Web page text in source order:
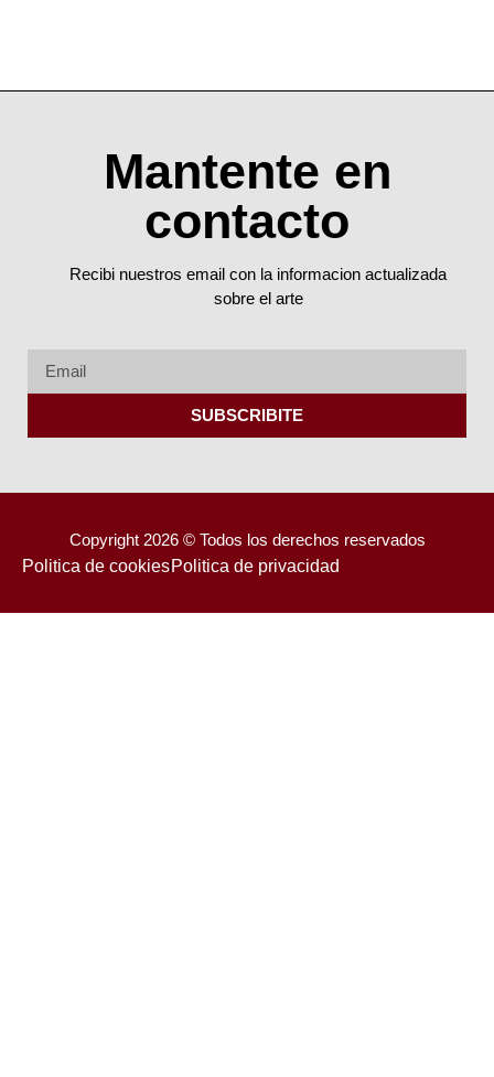
Mantente en
contacto
Recibi nuestros email con la informacion actualizada
sobre el arte
SUBSCRIBITE
Copyright 2026 © Todos los derechos reservados
Politica de cookiesPolitica de privacidad